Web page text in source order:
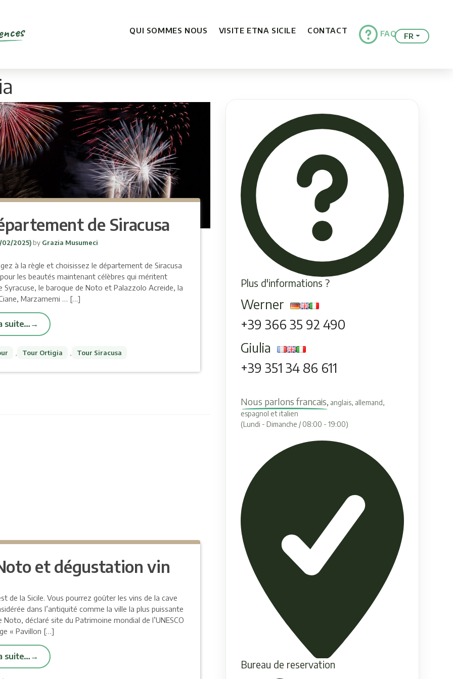
QUI SOMMES NOUS VISITE ETNA SICILE CONTACT FAQ FR
de Siracusa
2025) by Grazia Musumeci
à la règle et choisissez le département de Siracusa
les beautés maintenant célèbres qui méritent
Syracuse, le baroque de Noto et Palazzolo Acreide, la
Marzamemi … […]
suite…
Tour Ortigia Tour Siracusa
et dégustation vin
de la Sicile. Vous pourrez goûter les vins de la cave
dans l’antiquité comme la ville la plus puissante
déclaré site du Patrimoine mondial de l’UNESCO
« Pavillon […]
suite…
Plus d'informations ?
Werner
+39 366 35 92 490
Giulia
+39 351 34 86 611
Nous parlons francais, anglais, allemand,
espagnol et italien
(Lundi - Dimanche / 08:00 - 19:00)
Bureau de reservation